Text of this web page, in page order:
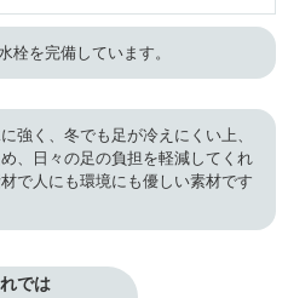
栓を完備しています。
強く、冬でも足が冷えにくい上、
、日々の足の負担を軽減してくれ
で人にも環境にも優しい素材です
では